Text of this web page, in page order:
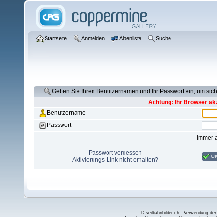
Startseite Anmelden Albenliste Suche
Geben Sie Ihren Benutzernamen und Ihr Passwort ein, um
Achtung: Ihr Browser
Benutzername
Passwort
Immer
Passwort vergessen
Aktivierungs-Link nicht erhalten?
© seilbahnbilder.ch - Verwendung